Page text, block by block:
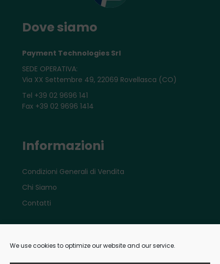
We use cookies to optimize our website and our service.
Dove siamo
Payment Technologies Srl
SEDE OPERATIVA:
Via XX Settembre 49, 22069 Rovellasca (CO)
Tel +39 02 9696 141
Fax +39 02 9696 1414
Informazioni
Condizioni Generali di Vendita
Chi Siamo
Contatti
Account